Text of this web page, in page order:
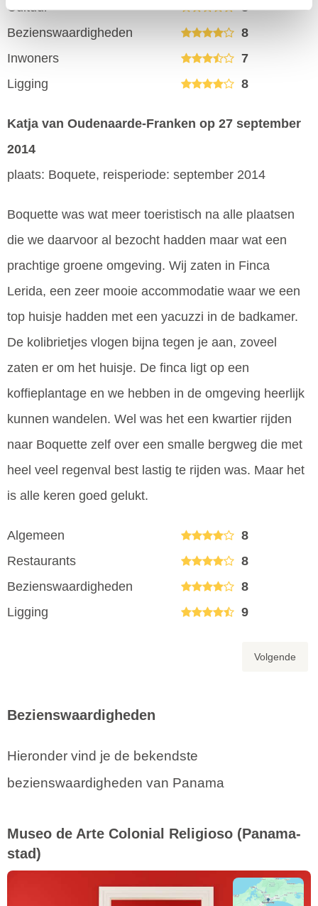
Cultuur
8
Bezienswaardigheden
8
Inwoners
7
Ligging
8
Katja van Oudenaarde-Franken op 27 september
2014
plaats: Boquete, reisperiode: september 2014
Boquette was wat meer toeristisch na alle plaatsen
die we daarvoor al bezocht hadden maar wat een
prachtige groene omgeving. Wij zaten in Finca
Lerida, een zeer mooie accommodatie waar we een
top huisje hadden met een yacuzzi in de badkamer.
De kolibrietjes vlogen bijna tegen je aan, zoveel
zaten er om het huisje. De finca ligt op een
koffieplantage en we hebben in de omgeving heerlijk
kunnen wandelen. Wel was het een kwartier rijden
naar Boquette zelf over een smalle bergweg die met
heel veel regenval best lastig te rijden was. Maar het
is alle keren goed gelukt.
Algemeen
8
Restaurants
8
Bezienswaardigheden
8
Ligging
9
Volgende
Bezienswaardigheden
Hieronder vind je de bekendste
bezienswaardigheden van Panama
Museo de Arte Colonial Religioso (Panama-
stad)